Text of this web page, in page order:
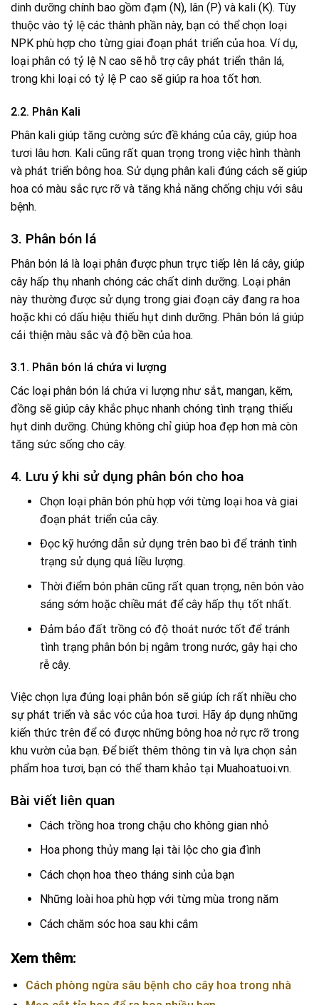
dinh dưỡng chính bao gồm đạm (N), lân (P) và kali (K). Tùy
thuộc vào tỷ lệ các thành phần này, bạn có thể chọn loại
NPK phù hợp cho từng giai đoạn phát triển của hoa. Ví dụ,
loại phân có tỷ lệ N cao sẽ hỗ trợ cây phát triển thân lá,
trong khi loại có tỷ lệ P cao sẽ giúp ra hoa tốt hơn.
2.2. Phân Kali
Phân kali giúp tăng cường sức đề kháng của cây, giúp hoa
tươi lâu hơn. Kali cũng rất quan trọng trong việc hình thành
và phát triển bông hoa. Sử dụng phân kali đúng cách sẽ giúp
hoa có màu sắc rực rỡ và tăng khả năng chống chịu với sâu
bệnh.
3. Phân bón lá
Phân bón lá là loại phân được phun trực tiếp lên lá cây, giúp
cây hấp thụ nhanh chóng các chất dinh dưỡng. Loại phân
này thường được sử dụng trong giai đoạn cây đang ra hoa
hoặc khi có dấu hiệu thiếu hụt dinh dưỡng. Phân bón lá giúp
cải thiện màu sắc và độ bền của hoa.
3.1. Phân bón lá chứa vi lượng
Các loại phân bón lá chứa vi lượng như sắt, mangan, kẽm,
đồng sẽ giúp cây khắc phục nhanh chóng tình trạng thiếu
hụt dinh dưỡng. Chúng không chỉ giúp hoa đẹp hơn mà còn
tăng sức sống cho cây.
4. Lưu ý khi sử dụng phân bón cho hoa
Chọn loại phân bón phù hợp với từng loại hoa và giai
đoạn phát triển của cây.
Đọc kỹ hướng dẫn sử dụng trên bao bì để tránh tình
trạng sử dụng quá liều lượng.
Thời điểm bón phân cũng rất quan trọng, nên bón vào
sáng sớm hoặc chiều mát để cây hấp thụ tốt nhất.
Đảm bảo đất trồng có độ thoát nước tốt để tránh
tình trạng phân bón bị ngâm trong nước, gây hại cho
rễ cây.
Việc chọn lựa đúng loại phân bón sẽ giúp ích rất nhiều cho
sự phát triển và sắc vóc của hoa tươi. Hãy áp dụng những
kiến thức trên để có được những bông hoa nở rực rỡ trong
khu vườn của bạn. Để biết thêm thông tin và lựa chọn sản
phẩm hoa tươi, bạn có thể tham khảo tại Muahoatuoi.vn.
Bài viết liên quan
Cách trồng hoa trong chậu cho không gian nhỏ
Hoa phong thủy mang lại tài lộc cho gia đình
Cách chọn hoa theo tháng sinh của bạn
Những loài hoa phù hợp với từng mùa trong năm
Cách chăm sóc hoa sau khi cắm
Xem thêm:
Cách phòng ngừa sâu bệnh cho cây hoa trong nhà